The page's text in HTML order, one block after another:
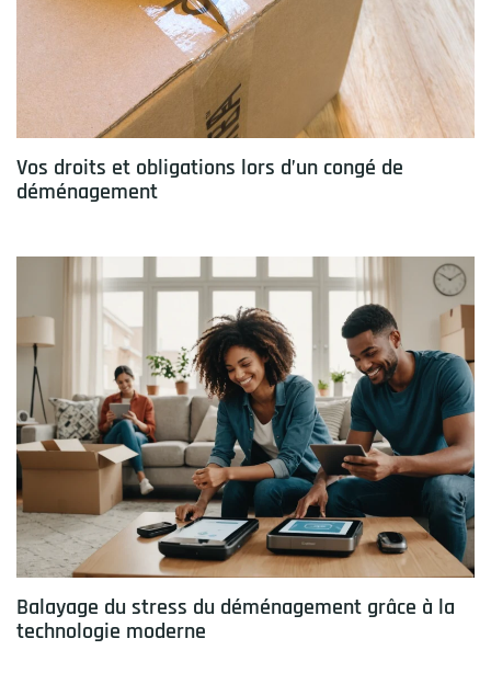
Vos droits et obligations lors d’un congé de
déménagement
Balayage du stress du déménagement grâce à la
technologie moderne